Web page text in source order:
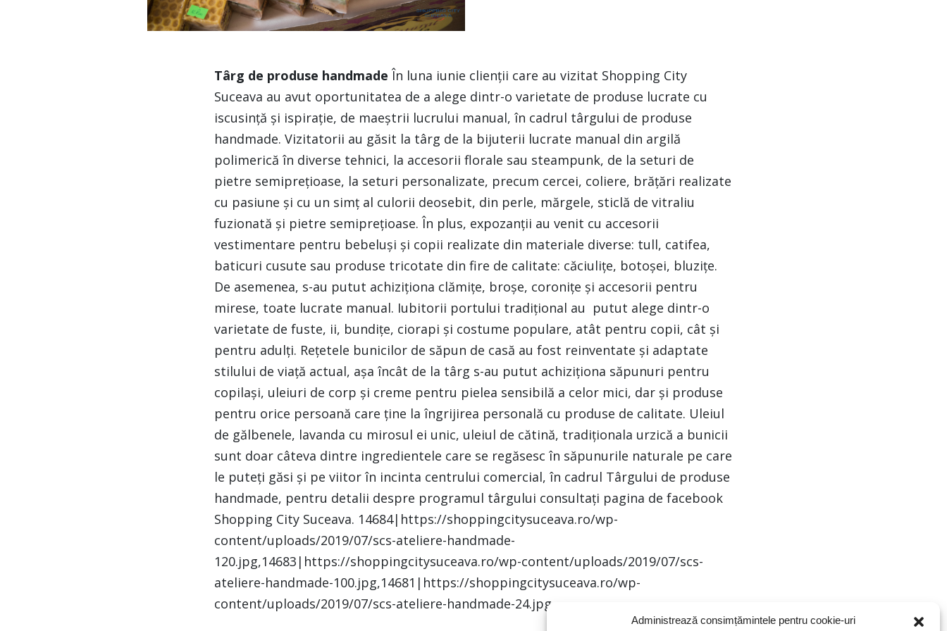
Administrează consimțămintele pentru cookie-uri
Târg de produse handmade În luna iunie clienții care au vizitat Shopping City
Suceava au avut oportunitatea de a alege dintr-o varietate de produse lucrate cu
iscusință și ispirație, de maeștrii lucrului manual, în cadrul târgului de produse
handmade. Vizitatorii au găsit la târg de la bijuterii lucrate manual din argilă
polimerică în diverse tehnici, la accesorii florale sau steampunk, de la seturi de
pietre semiprețioase, la seturi personalizate, precum cercei, coliere, brățări realizate
cu pasiune și cu un simț al culorii deosebit, din perle, mărgele, sticlă de vitraliu
fuzionată și pietre semiprețioase. În plus, expozanții au venit cu accesorii
vestimentare pentru bebeluși și copii realizate din materiale diverse: tull, catifea,
baticuri cusute sau produse tricotate din fire de calitate: căciulițe, botoșei, bluzițe.
De asemenea, s-au putut achiziționa clămițe, broșe, coronițe și accesorii pentru
mirese, toate lucrate manual. Iubitorii portului tradițional au putut alege dintr-o
varietate de fuste, ii, bundițe, ciorapi și costume populare, atât pentru copii, cât și
pentru adulți. Rețetele bunicilor de săpun de casă au fost reinventate și adaptate
stilului de viață actual, așa încât de la târg s-au putut achiziționa săpunuri pentru
copilași, uleiuri de corp și creme pentru pielea sensibilă a celor mici, dar și produse
pentru orice persoană care ține la îngrijirea personală cu produse de calitate. Uleiul
de gălbenele, lavanda cu mirosul ei unic, uleiul de cătină, tradiționala urzică a bunicii
sunt doar câteva dintre ingredientele care se regăsesc în săpunurile naturale pe care
le puteți găsi şi pe viitor în incinta centrului comercial, în cadrul Târgului de produse
handmade, pentru detalii despre programul târgului consultaţi pagina de facebook
Shopping City Suceava. 14684|https://shoppingcitysuceava.ro/wp-
content/uploads/2019/07/scs-ateliere-handmade-
120.jpg,14683|https://shoppingcitysuceava.ro/wp-content/uploads/2019/07/scs-
ateliere-handmade-100.jpg,14681|https://shoppingcitysuceava.ro/wp-
content/uploads/2019/07/scs-ateliere-handmade-24.jpg